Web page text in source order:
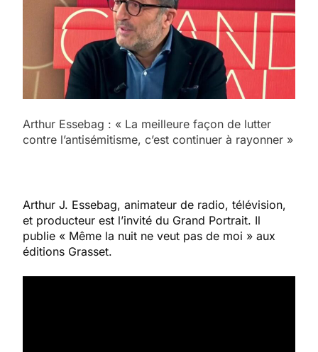
Arthur Essebag : « La meilleure façon de lutter
contre l’antisémitisme, c’est continuer à rayonner »
Arthur J. Essebag, animateur de radio, télévision,
et producteur est l’invité du Grand Portrait. Il
publie « Même la nuit ne veut pas de moi » aux
éditions Grasset.